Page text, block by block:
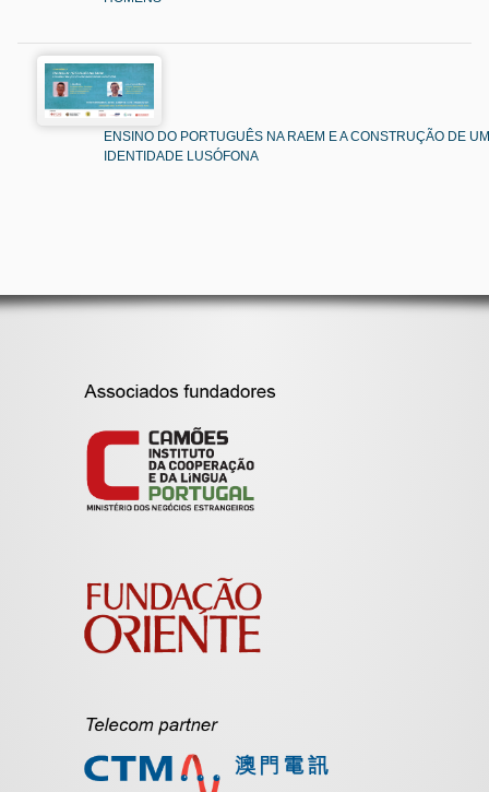
ENSINO DO PORTUGUÊS NA RAEM E A CONSTRUÇÃO DE
IDENTIDADE LUSÓFONA